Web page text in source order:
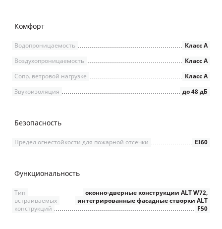
Комфорт
Класс А
Водопроницаемость
Класс А
Воздухопроницаемость
Класс А
Сопр. ветровой нагрузке
до 48 дБ
Звукоизоляция
Безопасность
EI60
Предел огнестойкости для пожарной отсечки
Функциональность
оконно-дверные конструкции ALT W72,
интегрированные фасадные створки ALT
F50
Тип
встраиваемых
конструкций